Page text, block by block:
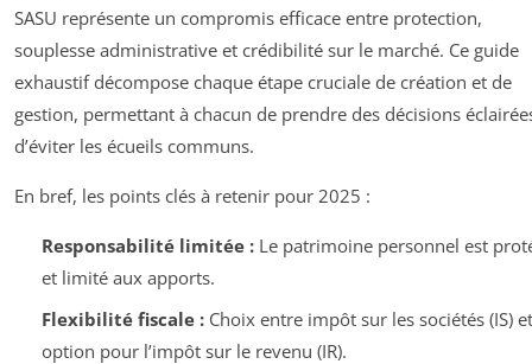
SASU représente un compromis efficace entre protection,
souplesse administrative et crédibilité sur le marché. Ce guide
exhaustif décompose chaque étape cruciale de création et de
gestion, permettant à chacun de prendre des décisions
d’éviter les écueils communs.
En bref, les points clés à retenir pour 2025 :
Responsabilité limitée :Le patrimoine personnel est
et limité aux apports.
Flexibilité fiscale :Choix entre impôt sur les sociétés (IS) et
option pour l’impôt sur le revenu (IR).